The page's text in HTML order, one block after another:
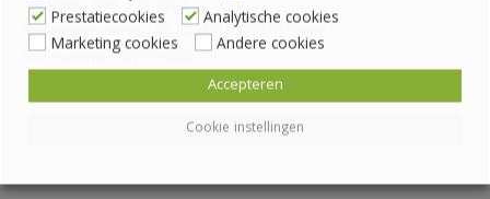
Telefoon: 036 760 4262
Rekeningnummer: NL24 INGB 0007070888
KvK-nummer: 62559060
Prestatiecookies
Analytische cookies
Marketing cookies
Andere cookies
Cookie instellingen
Accepteren